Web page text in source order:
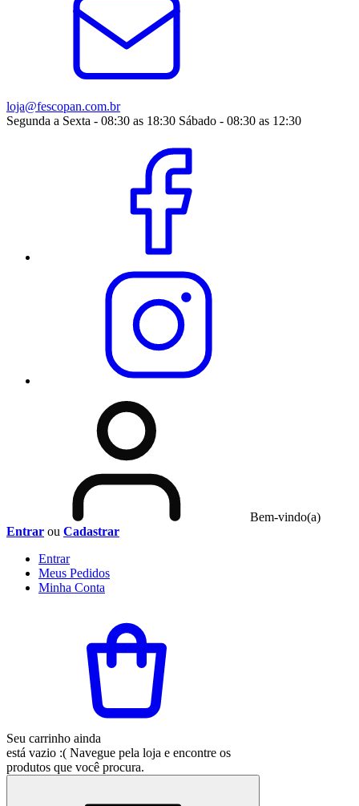
loja@fescopan.com.br
Segunda a Sexta - 08:30 as 18:30 Sábado - 08:30 as 12:30
Bem-vindo(a)
Entrar ou Cadastrar
Entrar
Meus Pedidos
Minha Conta
Seu carrinho ainda
está vazio :( Navegue pela loja e encontre os
produtos que você procura.